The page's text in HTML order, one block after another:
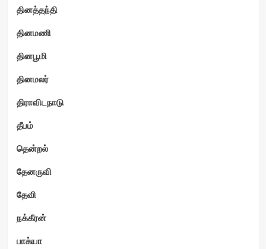
தினத்தந்தி
தினமணி
தினபூமி
தினமலர்
திராவிடநாடு
தீபம்
தென்றல்
தேனருவி
தேவி
நக்கீரன்
பாக்யா